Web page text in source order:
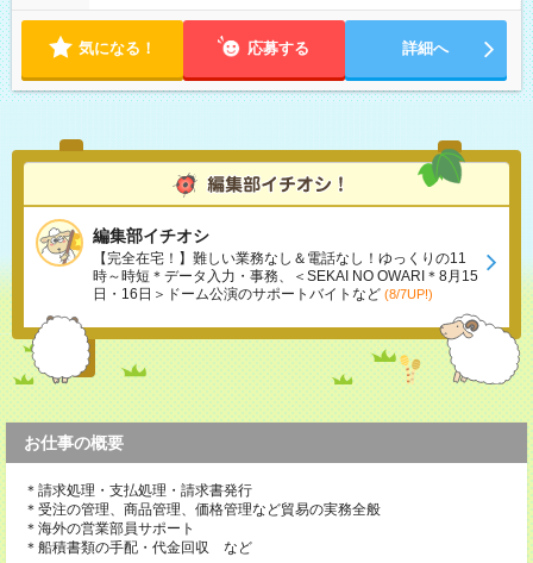
気になる！ 応募する 詳細へ
編集部イチオシ
【完全在宅！】難しい業務なし＆電話なし！ゆっくりの11
時～時短＊データ入力・事務、＜SEKAI NO OWARI＊8月15
日・16日＞ドーム公演のサポートバイトなど (8/7UP!)
お仕事の概要
＊請求処理・支払処理・請求書発行
＊受注の管理、商品管理、価格管理など貿易の実務全般
＊海外の営業部員サポート
＊船積書類の手配・代金回収 など